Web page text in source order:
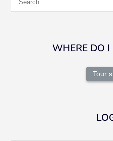
for:
WHERE DO
Tour